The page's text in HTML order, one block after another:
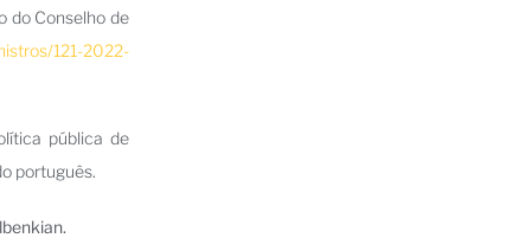
do Conselho de
121-2022-
pública de
português.